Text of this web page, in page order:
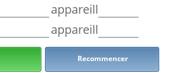
appareill
appareill
Recommencer